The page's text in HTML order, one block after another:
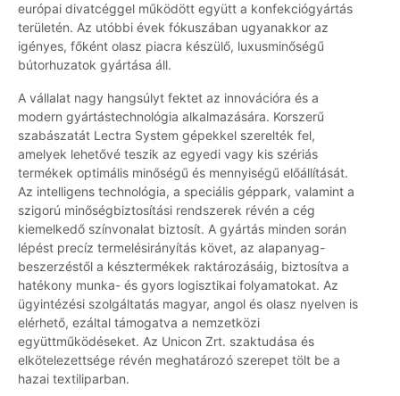
európai divatcéggel működött együtt a konfekciógyártás
területén. Az utóbbi évek fókuszában ugyanakkor az
igényes, főként olasz piacra készülő, luxusminőségű
bútorhuzatok gyártása áll.
A vállalat nagy hangsúlyt fektet az innovációra és a
modern gyártástechnológia alkalmazására. Korszerű
szabászatát Lectra System gépekkel szerelték fel,
amelyek lehetővé teszik az egyedi vagy kis szériás
termékek optimális minőségű és mennyiségű előállítását.
Az intelligens technológia, a speciális géppark, valamint a
szigorú minőségbiztosítási rendszerek révén a cég
kiemelkedő színvonalat biztosít. A gyártás minden során
lépést precíz termelésirányítás követ, az alapanyag-
beszerzéstől a késztermékek raktározásáig, biztosítva a
hatékony munka- és gyors logisztikai folyamatokat. Az
ügyintézési szolgáltatás magyar, angol és olasz nyelven is
elérhető, ezáltal támogatva a nemzetközi
együttműködéseket. Az Unicon Zrt. szaktudása és
elkötelezettsége révén meghatározó szerepet tölt be a
hazai textiliparban.